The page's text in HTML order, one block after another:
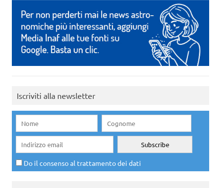
Iscriviti alla newsletter
Do il consenso al trattamento dei dati